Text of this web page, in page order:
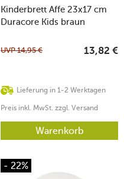
Kinderbrett Affe 23x17 cm
Duracore Kids braun
Lieferung in 1-2 Werktagen
UVP14,95 € 13,82 €
Preis inkl. MwSt. zzgl. Versand
Warenkorb
- 22%